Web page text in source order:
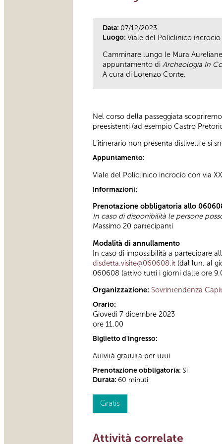
Data: 07/12/2023
Luogo: Viale del Policlinico
Camminare lungo le Mura
appuntamento di Archeologia In
A cura di Lorenzo Conte.
Nel corso della passeggiata
preesistenti (ad esempio Castro
L’itinerario non presenta dislivelli e si
Appuntamento:
Viale del Policlinico incrocio con via
Informazioni:
Prenotazione obbligatoria allo
In caso di disponibilità le persone
Massimo 20 partecipanti
Modalità di annullamento
In caso di impossibilità a partecipare
disdetta.visite@060608.it (dal lun. al
060608 (attivo tutti i giorni dalle ore
Organizzazione: Sovrintendenza
Orario:
Giovedì 7 dicembre 2023
ore 11.00
Biglietto d'ingresso:
Attività gratuita per tutti
Prenotazione obbligatoria: Sì
Durata: 60 minuti
Gratis
Attività correlate